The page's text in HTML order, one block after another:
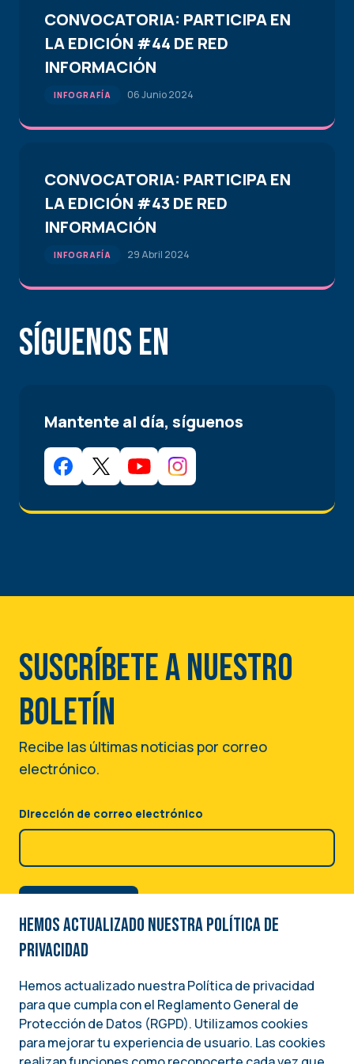
CONVOCATORIA: PARTICIPA EN
LA EDICIÓN #44 DE RED
INFORMACIÓN
INFOGRAFÍA 06 Junio 2024
CONVOCATORIA: PARTICIPA EN
LA EDICIÓN #43 DE RED
INFORMACIÓN
INFOGRAFÍA 29 Abril 2024
Síguenos en
Mantente al día, síguenos
Suscríbete a nuestro
boletín
Recibe las últimas noticias por correo
electrónico.
Dirección de correo electrónico
Image
Una iniciativa del
Hemos actualizado nuestra Política de
privacidad
Hemos actualizado nuestra Política de privacidad
para que cumpla con el Reglamento General de
Protección de Datos (RGPD). Utilizamos cookies
para mejorar tu experiencia de usuario. Las cookies